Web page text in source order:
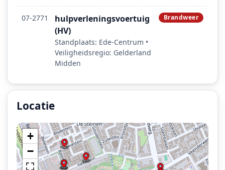
07-2771
hulpverleningsvoertuig
(HV)
Standplaats: Ede-Centrum •
Veiligheidsregio: Gelderland
Midden
Brandweer
Locatie
+
−
Locatie van het incident: Klaphekweg, Ede.